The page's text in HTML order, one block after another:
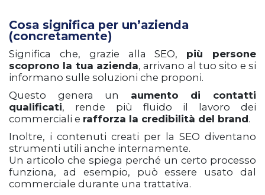
Cosa significa per un’azienda
(concretamente)
Significa che, grazie alla SEO, più persone
scoprono la tua azienda, arrivano al tuo sito e si
informano sulle soluzioni che proponi.
Questo genera un aumento di contatti
qualificati, rende più fluido il lavoro dei
commerciali e rafforza la credibilità del brand.
Inoltre, i contenuti creati per la SEO diventano
strumenti utili anche internamente.
Un articolo che spiega perché un certo processo
funziona, ad esempio, può essere usato dal
commerciale durante una trattativa.